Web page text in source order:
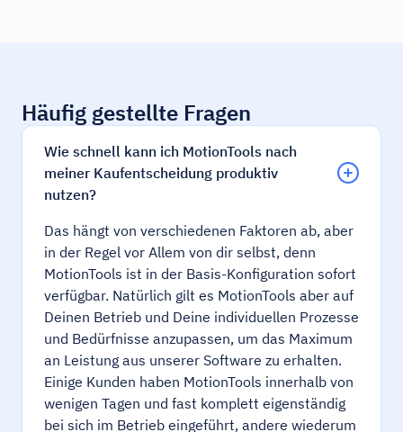
Häufig gestellte Fragen
Wie schnell kann ich MotionTools nach
meiner Kaufentscheidung produktiv
nutzen?
Das hängt von verschiedenen Faktoren ab, aber
in der Regel vor Allem von dir selbst, denn
MotionTools ist in der Basis-Konfiguration sofort
verfügbar. Natürlich gilt es MotionTools aber auf
Deinen Betrieb und Deine individuellen Prozesse
und Bedürfnisse anzupassen, um das Maximum
an Leistung aus unserer Software zu erhalten.
Einige Kunden haben MotionTools innerhalb von
wenigen Tagen und fast komplett eigenständig
bei sich im Betrieb eingeführt, andere wiederum